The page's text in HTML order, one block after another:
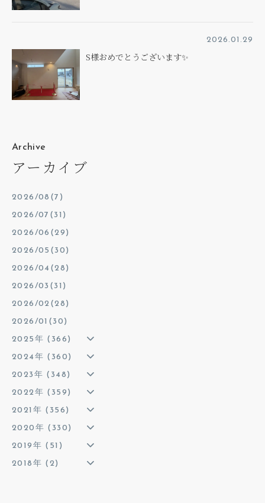
2026.01.29
S様おめでとうございます✨
Archive
アーカイブ
2026/08(7)
2026/07(31)
2026/06(29)
2026/05(30)
2026/04(28)
2026/03(31)
2026/02(28)
2026/01(30)
2025年 (366)
2024年 (360)
2023年 (348)
2022年 (359)
2021年 (356)
2020年 (330)
2019年 (51)
2018年 (2)